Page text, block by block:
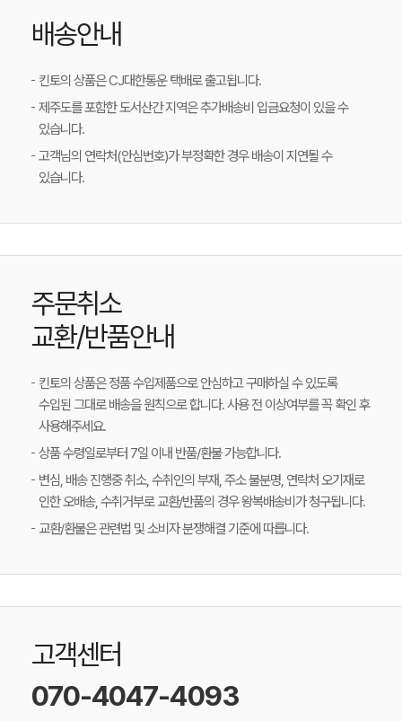
배송안내
킨토의 상품은 CJ대한통운 택배로 출고됩니다.
제주도를 포함한 도서산간 지역은 추가배송비 입금요청이 있을 수
있습니다.
고객님의 연락처(안심번호)가 부정확한 경우 배송이 지연될 수
있습니다.
주문취소
교환/반품안내
킨토의 상품은 정품 수입제품으로 안심하고 구매하실 수 있도록
수입된 그대로 배송을 원칙으로 합니다. 사용 전 이상여부를 꼭 확인 후
사용해주세요.
상품 수령일로부터 7일 이내 반품/환불 가능합니다.
변심, 배송 진행중 취소, 수취인의 부재, 주소 불분명, 연락처 오기재로
인한 오배송, 수취거부로 교환/반품의 경우 왕복배송비가 청구됩니다.
교환/환불은 관련법 및 소비자 분쟁해결 기준에 따릅니다.
고객센터
070-4047-4093